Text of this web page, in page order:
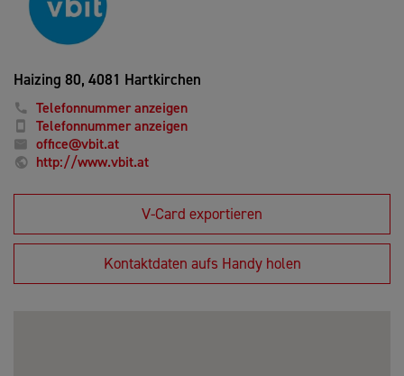
Haizing 80, 4081 Hartkirchen
Telefonnummer anzeigen
Telefonnummer anzeigen
office@vbit.at
http://www.vbit.at
V-Card exportieren
Kontaktdaten aufs Handy holen